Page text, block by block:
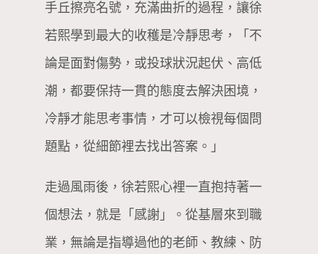
手丘擦亮名號，充滿曲折的過程，讓徐
若熙學到最大的收穫是冷靜思考，「不
論是面對傷勢，或投球狀況起伏、高低
潮，都要保持一貫的態度去解決困境，
冷靜才能思考事情，才可以檢視每個問
題點，從細節裡去找出答案。」
走過風雨後，徐若熙心裡一直抱持著一
個想法，就是「感謝」。從基層來到職
業，無論是指導過他的老師、教練、防